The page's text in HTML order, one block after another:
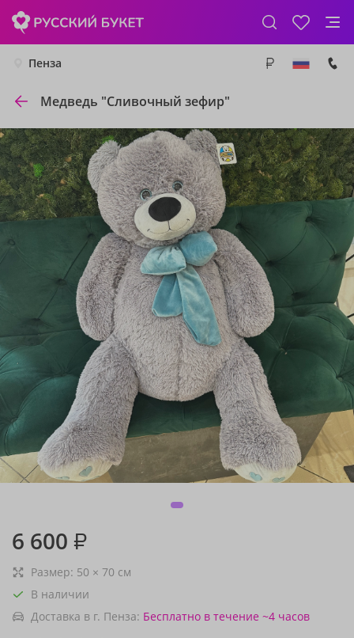
Пенза
Медведь "Сливочный зефир"
6 600 ₽
Размер: 50 × 70 см
В наличии
Доставка в г. Пенза: Бесплатно в течение ~4 часов